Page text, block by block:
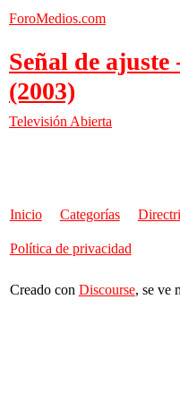
ForoMedios.com
Señal de
(2003)
Televisión Abierta
Inicio Categorías
Política de privacidad
Creado con Discourse, se ve